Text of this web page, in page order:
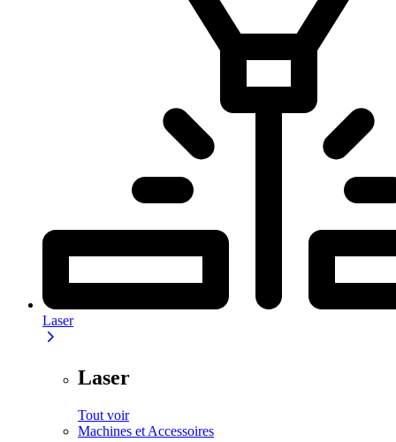
Laser
Laser
Tout voir
Machines et Accessoires